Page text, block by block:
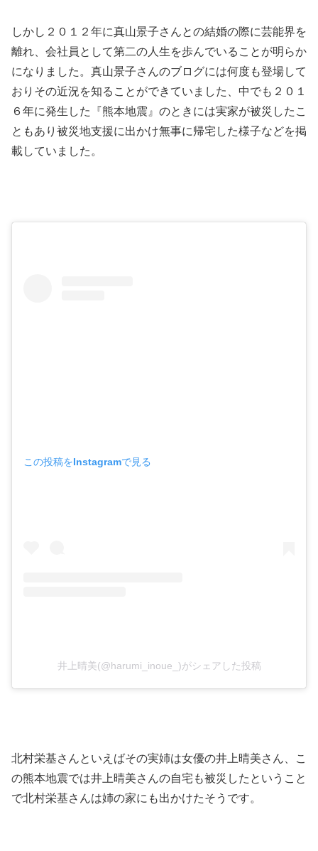
しかし２０１２年に真山景子さんとの結婚の際に芸能界を
離れ、会社員として第二の人生を歩んでいることが明らか
になりました。真山景子さんのブログには何度も登場して
おりその近況を知ることができていました、中でも２０１
６年に発生した『熊本地震』のときには実家が被災したこ
ともあり被災地支援に出かけ無事に帰宅した様子などを掲
載していました。
この投稿をInstagramで見る
井上晴美(@harumi_inoue_)がシェアした投稿
北村栄基さんといえばその実姉は女優の井上晴美さん、こ
の熊本地震では井上晴美さんの自宅も被災したということ
で北村栄基さんは姉の家にも出かけたそうです。